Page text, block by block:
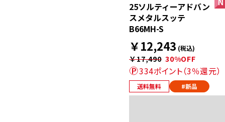
25ソルティーアドバン
スメタルスッテ
B66MH-S
￥12,243 (税込)
￥17,490 30%OFF
334ポイント（3％還元）
送料無料 #新品